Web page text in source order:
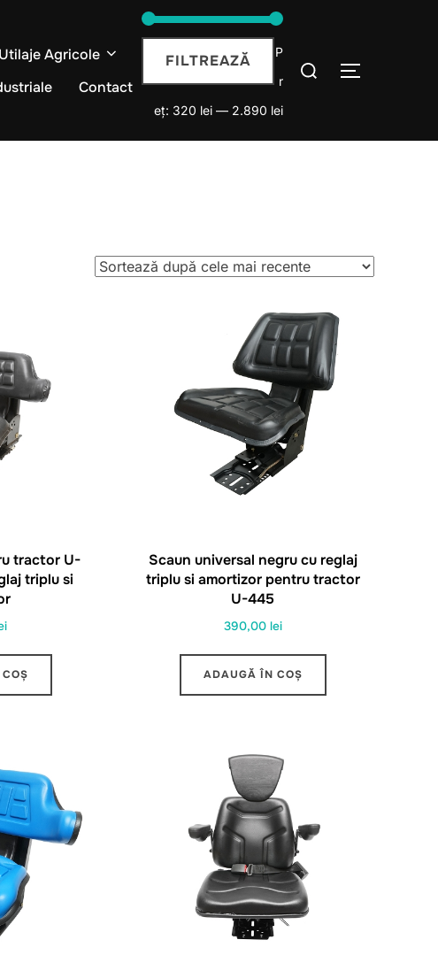
Agricole
Contact
minim
maxim
FILTREAZĂ
P
r
eț: 320 lei — 2.890 lei
Caută
după:
COMUTĂ
tractor U-
triplu si
Scaun universal negru cu reglaj
triplu si amortizor pentru tractor
U-445
390,00 lei
ADAUGĂ ÎN COȘ